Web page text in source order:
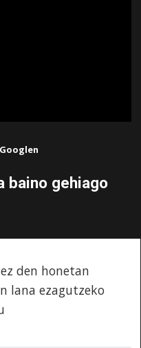
baino gehiago
den honetan
lana ezagutzeko